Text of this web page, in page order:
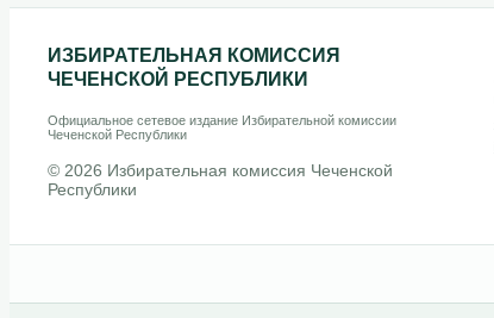
ИЗБИРАТЕЛЬНАЯ КОМИССИЯ
ЧЕЧЕНСКОЙ РЕСПУБЛИКИ
Официальное сетевое издание Избирательной комиссии
Чеченской Республики
© 2026 Избирательная комиссия Чеченской
Республики